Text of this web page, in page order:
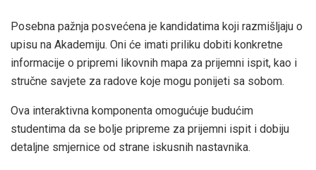
Posebna pažnja posvećena je kandidatima koji razmišljaju o
upisu na Akademiju. Oni će imati priliku dobiti konkretne
informacije o pripremi likovnih mapa za prijemni ispit, kao i
stručne savjete za radove koje mogu ponijeti sa sobom.
Ova interaktivna komponenta omogućuje budućim
studentima da se bolje pripreme za prijemni ispit i dobiju
detaljne smjernice od strane iskusnih nastavnika.